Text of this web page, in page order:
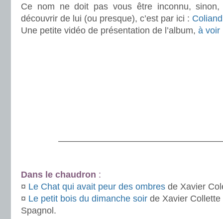
Ce nom ne doit pas vous être inconnu,
découvrir de lui (ou presque), c’est par ici :
Une petite vidéo de présentation de l’album, à voir
Dans le chaudron :
¤ Le Chat qui avait peur des ombres de Xavier
¤ Le petit bois du dimanche soir de Xavier
Spagnol.